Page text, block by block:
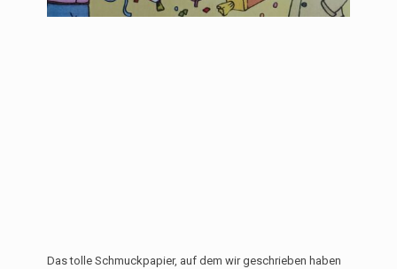
Das tolle Schmuckpapier, auf dem wir geschrieben haben